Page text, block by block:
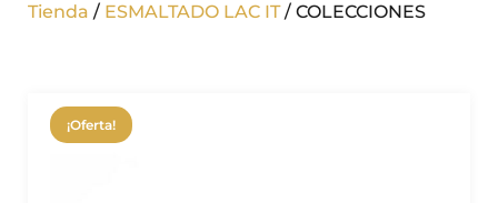
Tienda / ESMALTADO LAC IT/ COLECCIONES
¡Oferta!